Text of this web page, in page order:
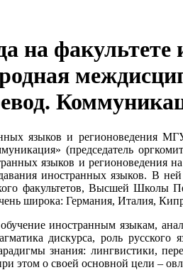
на
языков и
(председатель
языков и регионоведения
иностранных языков. В
факультетов, Высшей Школы
широка: Германия, Италия,
иностранным языкам,
дискурса, роль
знания: лингвистики,
этом о своей основной цели –